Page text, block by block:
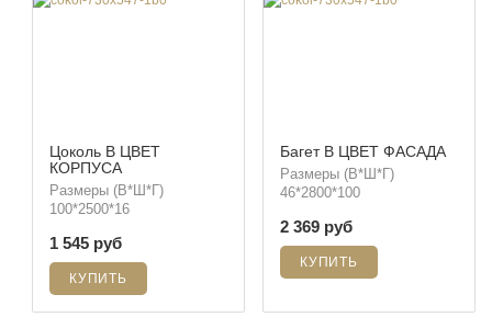
Цоколь В ЦВЕТ
КОРПУСА
Размеры (В*Ш*Г)
100*2500*16
1 545 руб
Багет В ЦВЕТ ФАСАДА
Размеры (В*Ш*Г)
46*2800*100
2 369 руб